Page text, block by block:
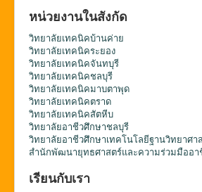
หน่วยงานในสังกัด
วิทยาลัยเทคนิคบ้านค่าย
วิทยาลัยเทคนิคระยอง
วิทยาลัยเทคนิคจันทบุรี
วิทยาลัยเทคนิคชลบุรี
วิทยาลัยเทคนิคมาบตาพุด
วิทยาลัยเทคนิคตราด
วิทยาลัยเทคนิคสัตหีบ
วิทยาลัยอาชีวศึกษาชลบุรี
วิทยาลัยอาชีวศึกษาเทคโนโลยีฐานวิทยาศา
สำนักพัฒนายุทธศาสตร์และความร่วมมืออา
เรียนกับเรา